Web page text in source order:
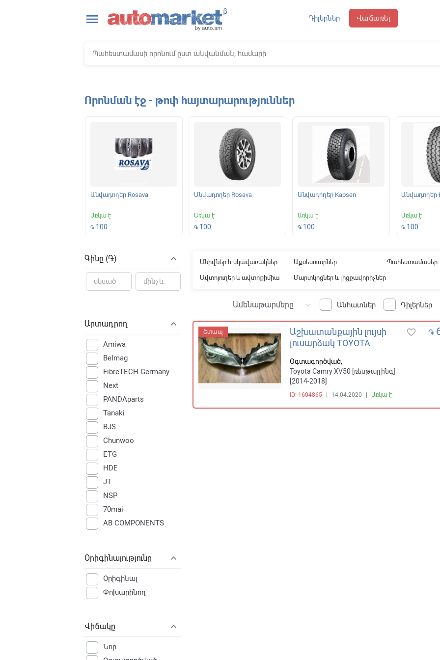
menu Դիլերներ Վաճառել
Որոնման էջ - թոփ հայտարարություններ
Անվադողեր Rosava
Առկա է
֏ 100
Անվադողեր Rosava
Առկա է
֏ 100
Անվադողեր Kapsen
Առկա է
֏ 100
Անվադողեր
Առկա է
֏ 100
Գինը (֏)
Արտադրող
Amiwa
Belmag
FibreTECH Germany
Next
PANDAparts
Tanaki
BJS
Chunwoo
ETG
HDE
JT
NSP
70mai
AB COMPONENTS
AP
ATE
ATL Autotechnik
Ashika
BANNER
Օրիգինալությունը
Օրիգինալ
Փոխարինող
Վիճակը
Նոր
Անիվներ և սկավառակներ
Ավտոյուղեր և ավտոքիմիա
Աքսեսուարներ
Մարտկոցներ և լիցքավորիչներ
Պահեստամասեր
Ամենաթարմերը keyboard_arrow_down Անհատներ Դիլերներ
Շտապ
Աշխատանքային լույսի
լուսարձակ TOYOTA
Օգտագործված,
Toyota Camry XV50 [ռեսթայլինգ]
[2014-2018]
ID: 1604865 | 14.04.2020 | Առկա է
favorite_border ֏